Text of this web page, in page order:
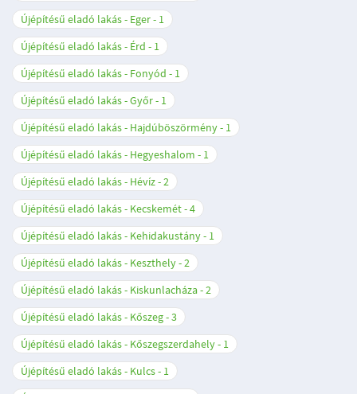
Újépítésű eladó lakás - Eger
1
Újépítésű eladó lakás - Érd
1
Újépítésű eladó lakás - Fonyód
1
Újépítésű eladó lakás - Győr
1
Újépítésű eladó lakás - Hajdúböszörmény
1
Újépítésű eladó lakás - Hegyeshalom
1
Újépítésű eladó lakás - Hévíz 2
Újépítésű eladó lakás - Kecskemét 4
Újépítésű eladó lakás - Kehidakustány
1
Újépítésű eladó lakás - Keszthely 2
Újépítésű eladó lakás - Kiskunlacháza 2
Újépítésű eladó lakás - Kőszeg 3
Újépítésű eladó lakás - Kőszegszerdahely
1
Újépítésű eladó lakás - Kulcs
1